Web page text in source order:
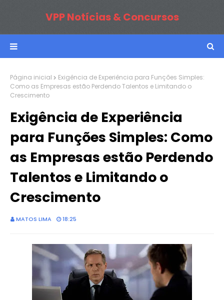
VPP Notícias & Concursos
Página inicial
Exigência de Experiência para Funções Simples:
Como as Empresas estão Perdendo Talentos e Limitando o
Crescimento
Exigência de Experiência
para Funções Simples: Como
as Empresas estão Perdendo
Talentos e Limitando o
Crescimento
MATOS LIMA 18:25